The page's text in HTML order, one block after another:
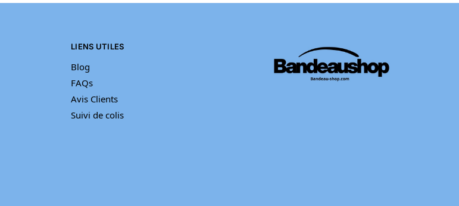
LIENS UTILES
Blog
FAQs
Avis Clients
Suivi de colis